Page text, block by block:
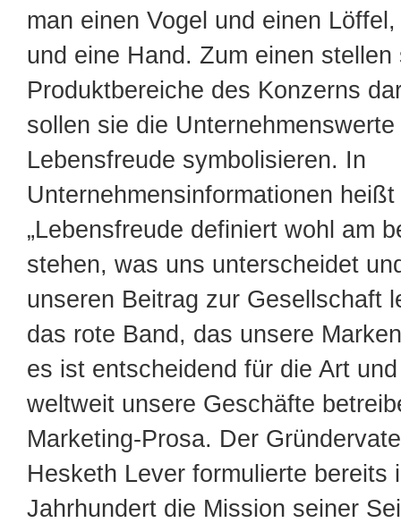
man einen Vogel und einen
und eine Hand. Zum einen stellen
Produktbereiche des Konzerns
sollen sie die
Lebensfreude symbolisieren. In
Unternehmensinformationen
„Lebensfreude definiert wohl am
stehen, was uns unterscheidet
unseren Beitrag zur Gesellschaft
das rote Band, das unsere
es ist entscheidend für die Art
weltweit unsere Geschäfte
Marketing-Prosa. Der
Hesketh Lever formulierte bereits
Jahrhundert die Mission seiner